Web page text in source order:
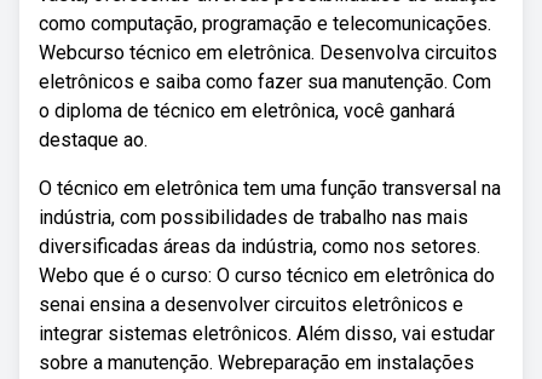
como computação, programação e telecomunicações.
Webcurso técnico em eletrônica. Desenvolva circuitos
eletrônicos e saiba como fazer sua manutenção. Com
o diploma de técnico em eletrônica, você ganhará
destaque ao.
O técnico em eletrônica tem uma função transversal na
indústria, com possibilidades de trabalho nas mais
diversificadas áreas da indústria, como nos setores.
Webo que é o curso: O curso técnico em eletrônica do
senai ensina a desenvolver circuitos eletrônicos e
integrar sistemas eletrônicos. Além disso, vai estudar
sobre a manutenção. Webreparação em instalações